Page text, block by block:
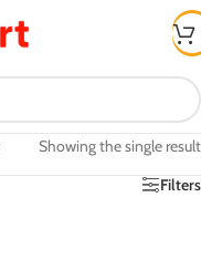
Showing the single result
Filters